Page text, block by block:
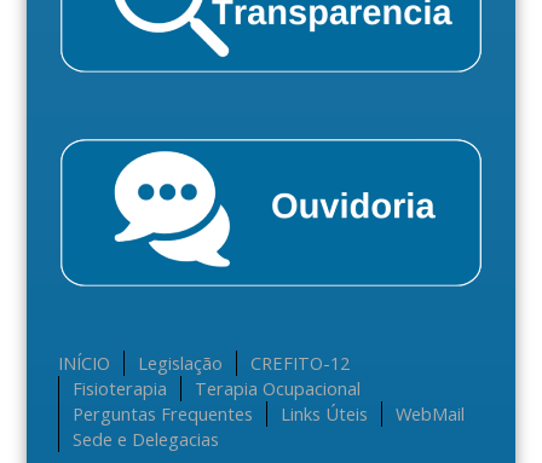
INÍCIO Legislação
CREFITO-12
Fisioterapia
Terapia Ocupacional
Perguntas Frequentes
Links Úteis
WebMail
Sede e Delegacias